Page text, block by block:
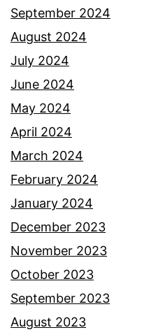
September 2024
August 2024
July 2024
June 2024
May 2024
April 2024
March 2024
February 2024
January 2024
December 2023
November 2023
October 2023
September 2023
August 2023